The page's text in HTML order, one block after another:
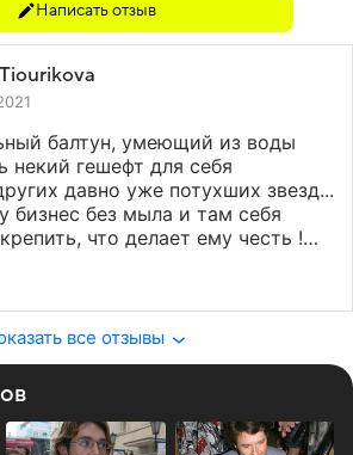
Написать отзыв
балтун, умеющий из воды
некий гешефт для себя
давно уже потухших звезд...
бизнес без мыла и там себя
что делает ему честь !
типичный представитель
которого я назвал — родной
в худшем виде.
все отзывы